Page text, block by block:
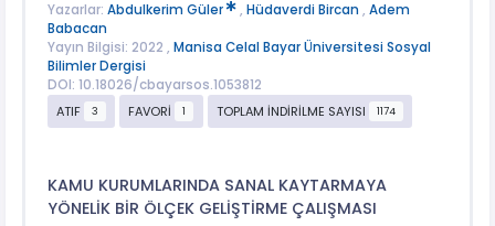
Yazarlar: Abdulkerim Güler , Hüdaverdi Bircan , Adem
Babacan
Yayın Bilgisi: 2022 , Manisa Celal Bayar Üniversitesi Sosyal
Bilimler Dergisi
DOI: 10.18026/cbayarsos.1053812
ATIF
3 FAVORİ 1 TOPLAM İNDİRİLME SAYISI 1174
KAMU KURUMLARINDA SANAL KAYTARMAYA
YÖNELİK BİR ÖLÇEK GELİŞTİRME ÇALIŞMASI